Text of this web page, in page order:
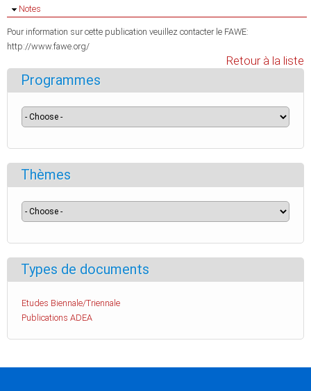
Masquer
Notes
Pour information sur cette publication veuillez contacter le FAWE:
http://www.fawe.org/
Retour à la liste
Programmes
Thèmes
Types de documents
Etudes Biennale/Triennale
Publications ADEA